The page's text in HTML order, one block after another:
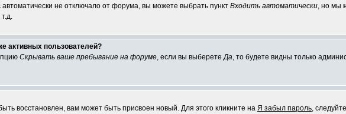
не отключало от форума, вы можете выбрать пункт Входить автоматически, но мы
активных пользователей?
Скрывать ваше пребывание на форуме, если вы выберетеДа, то будете видны только
восстановлен, вам может быть присвоен новый. Для этого кликните на Я забыл пароль,